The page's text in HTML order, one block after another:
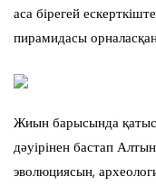
аса бірегей
пирамидасы
Жиын барысында
дәуірінен бастап
эволюциясын,